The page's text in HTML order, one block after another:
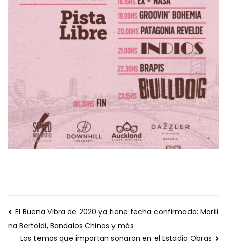
Navegación
de
entradas
El Buena Vibra de 2020 ya tiene fecha confirmada: Marili
na Bertoldi, Bandalos Chinos y más
Los temas que importan sonaron en el Estadio Obras